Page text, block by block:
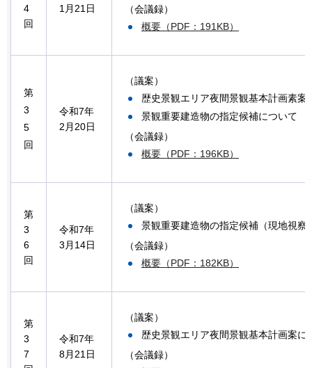
4
回
1月21日
（会議録）
概要（PDF：191KB）
第
3
5
回
令和7年
2月20日
（議案）
歴史景観エリア夜間景観基本計画素案
景観重要建造物の指定候補について
（会議録）
概要（PDF：196KB）
第
3
6
回
令和7年
3月14日
（議案）
景観重要建造物の指定候補（現地視察
（会議録）
概要（PDF：182KB）
第
3
7
令和7年
8月21日
（議案）
歴史景観エリア夜間景観基本計画案に
（会議録）